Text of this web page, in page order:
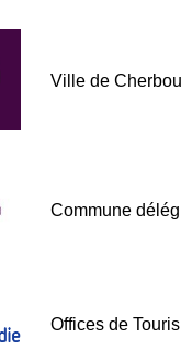
Ville de
Commune
Offices de